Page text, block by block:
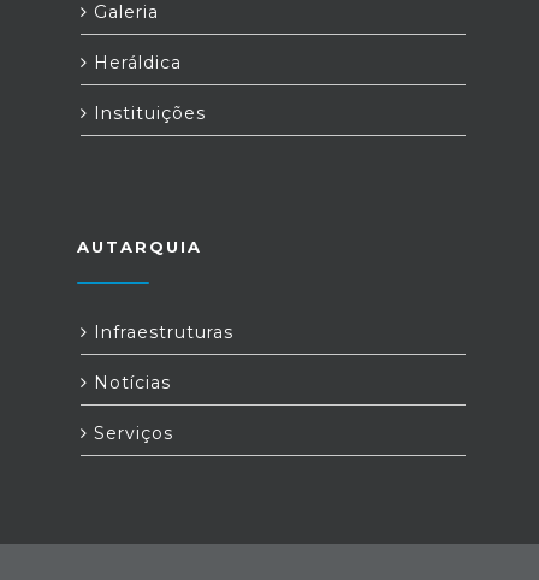
Galeria
Heráldica
Instituições
AUTARQUIA
Infraestruturas
Notícias
Serviços